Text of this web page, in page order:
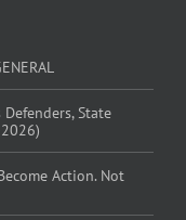
State
Action. Not